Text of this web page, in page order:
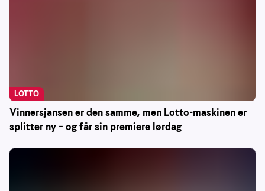
Vinnersjansen er den samme, men Lotto-maskinen er
splitter ny – og får sin premiere lørdag
LOTTO